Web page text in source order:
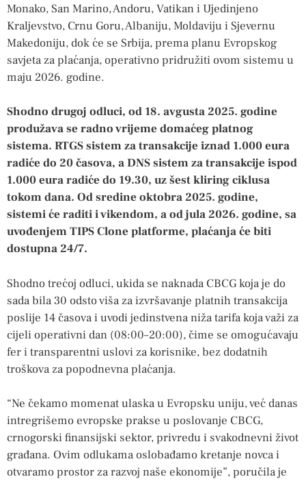
Monako, San Marino, Andoru, Vatikan i Ujedinjeno
Kraljevstvo, Crnu Goru, Albaniju, Moldaviju i Sjevernu
Makedoniju, dok će se Srbija, prema planu Evropskog
savjeta za plaćanja, operativno pridružiti ovom sistemu u
maju 2026. godine.
Shodno drugoj odluci, od 18. avgusta 2025. godine
produžava se radno vrijeme domaćeg platnog
sistema. RTGS sistem za transakcije iznad 1.000 eura
radiće do 20 časova, a DNS sistem za transakcije ispod
1.000 eura radiće do 19.30, uz šest kliring ciklusa
tokom dana. Od sredine oktobra 2025. godine,
sistemi će raditi i vikendom, a od jula 2026. godine, sa
uvođenjem TIPS Clone platforme, plaćanja će biti
dostupna 24/7.
Shodno trećoj odluci, ukida se naknada CBCG koja je do
sada bila 30 odsto viša za izvršavanje platnih transakcija
poslije 14 časova i uvodi jedinstvena niža tarifa koja važi za
cijeli operativni dan (08:00–20:00), čime se omogućavaju
fer i transparentni uslovi za korisnike, bez dodatnih
troškova za popodnevna plaćanja.
“Ne čekamo momenat ulaska u Evropsku uniju, već danas
intregrišemo evropske prakse u poslovanje CBCG,
crnogorski finansijski sektor, privredu i svakodnevni život
građana. Ovim odlukama oslobađamo kretanje novca i
otvaramo prostor za razvoj naše ekonomije”, poručila je